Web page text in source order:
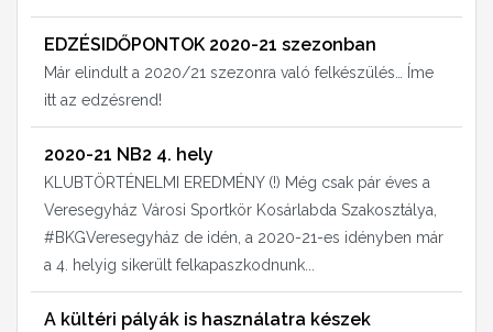
EDZÉSIDŐPONTOK 2020-21 szezonban
Már elindult a 2020/21 szezonra való felkészülés… Íme
itt az edzésrend!
2020-21 NB2 4. hely
KLUBTÖRTÉNELMI EREDMÉNY (!) Még csak pár éves a
Veresegyház Városi Sportkör Kosárlabda Szakosztálya,
#BKGVeresegyház de idén, a 2020-21-es idényben már
a 4. helyig sikerült felkapaszkodnunk...
A kültéri pályák is használatra készek